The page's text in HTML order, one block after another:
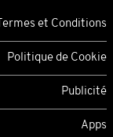
Termes et Conditions
Politique de Cookie
Publicité
Apps